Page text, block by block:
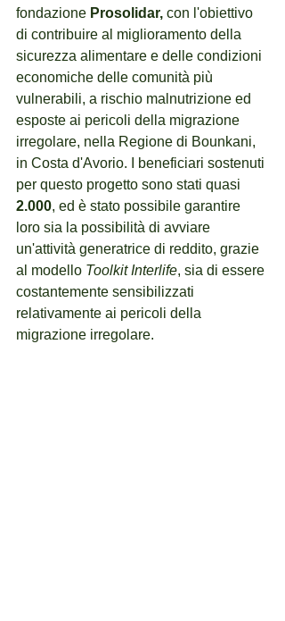
fondazione Prosolidar, con l'obiettivo
di contribuire al miglioramento della
sicurezza alimentare e delle condizioni
economiche delle comunità più
vulnerabili, a rischio malnutrizione ed
esposte ai pericoli della migrazione
irregolare, nella Regione di Bounkani,
in Costa d'Avorio. I beneficiari sostenuti
per questo progetto sono stati quasi
2.000, ed è stato possibile garantire
loro sia la possibilità di avviare
un'attività generatrice di reddito, grazie
al modello Toolkit Interlife, sia di essere
costantemente sensibilizzati
relativamente ai pericoli della
migrazione irregolare.